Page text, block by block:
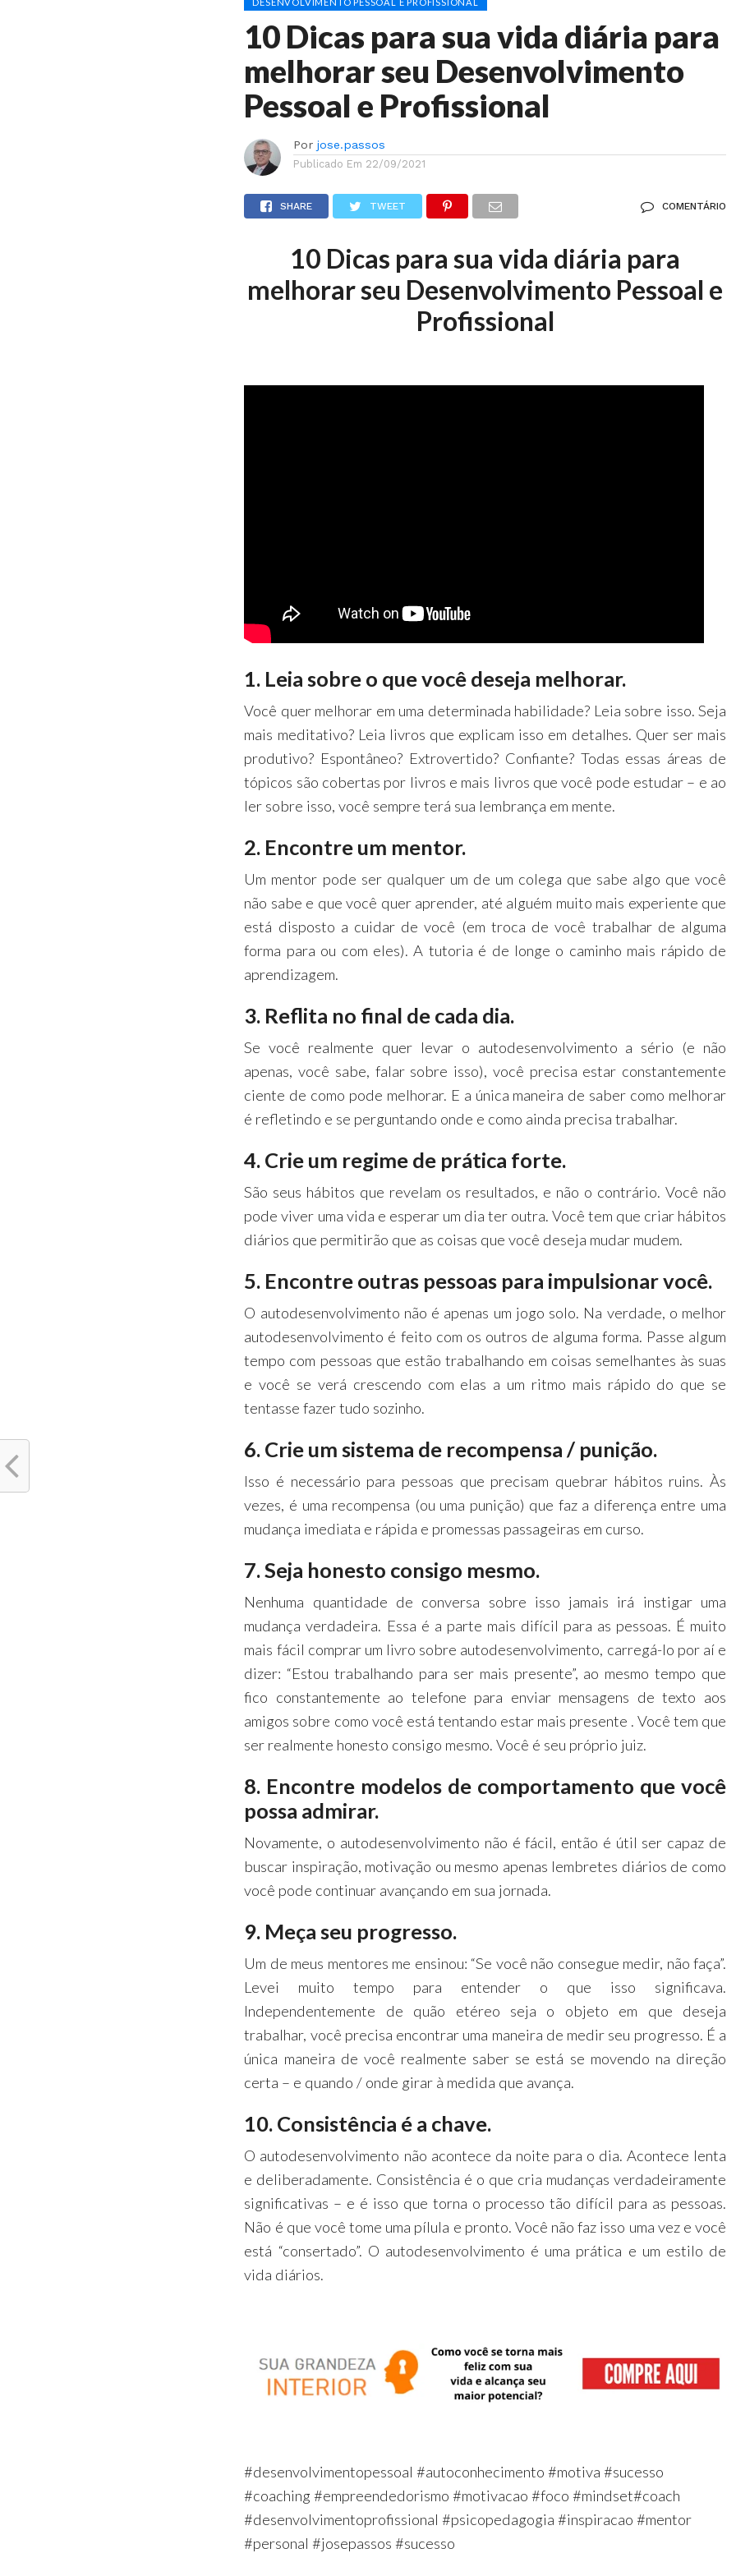
10 Dicas para sua vida diária para
melhorar seu Desenvolvimento
Pessoal e Profissional
Por jose.passos
Publicado Em 22/09/2021
SHARE TWEET COMENTÁRIO
10 Dicas para sua vida diária para
melhorar seu Desenvolvimento Pessoal e
Profissional
1. Leia sobre o que você deseja melhorar.
Você quer melhorar em uma determinada habilidade? Leia sobre isso. Seja
mais meditativo? Leia livros que explicam isso em detalhes. Quer ser mais
produtivo? Espontâneo? Extrovertido? Confiante? Todas essas áreas de
tópicos são cobertas por livros e mais livros que você pode estudar – e ao
ler sobre isso, você sempre terá sua lembrança em mente.
2. Encontre um mentor.
Um mentor pode ser qualquer um de um colega que sabe algo que você
não sabe e que você quer aprender, até alguém muito mais experiente que
está disposto a cuidar de você (em troca de você trabalhar de alguma
forma para ou com eles). A tutoria é de longe o caminho mais rápido de
aprendizagem.
3. Reflita no final de cada dia.
Se você realmente quer levar o autodesenvolvimento a sério (e não
apenas, você sabe, falar sobre isso), você precisa estar constantemente
ciente de como pode melhorar. E a única maneira de saber como melhorar
é refletindo e se perguntando onde e como ainda precisa trabalhar.
4. Crie um regime de prática forte.
São seus hábitos que revelam os resultados, e não o contrário. Você não
pode viver uma vida e esperar um dia ter outra. Você tem que criar hábitos
diários que permitirão que as coisas que você deseja mudar mudem.
5. Encontre outras pessoas para impulsionar você.
O autodesenvolvimento não é apenas um jogo solo. Na verdade, o melhor
autodesenvolvimento é feito com os outros de alguma forma. Passe algum
tempo com pessoas que estão trabalhando em coisas semelhantes às suas
e você se verá crescendo com elas a um ritmo mais rápido do que se
tentasse fazer tudo sozinho.
6. Crie um sistema de recompensa / punição.
Isso é necessário para pessoas que precisam quebrar hábitos ruins. Às
vezes, é uma recompensa (ou uma punição) que faz a diferença entre uma
mudança imediata e rápida e promessas passageiras em curso.
7. Seja honesto consigo mesmo.
Nenhuma quantidade de conversa sobre isso jamais irá instigar uma
mudança verdadeira. Essa é a parte mais difícil para as pessoas. É muito
mais fácil comprar um livro sobre autodesenvolvimento, carregá-lo por aí e
dizer: “Estou trabalhando para ser mais presente”, ao mesmo tempo que
fico constantemente ao telefone para enviar mensagens de texto aos
amigos sobre como você está tentando estar mais presente . Você tem que
ser realmente honesto consigo mesmo. Você é seu próprio juiz.
8. Encontre modelos de comportamento que você
possa admirar.
Novamente, o autodesenvolvimento não é fácil, então é útil ser capaz de
buscar inspiração, motivação ou mesmo apenas lembretes diários de como
você pode continuar avançando em sua jornada.
9. Meça seu progresso.
Um de meus mentores me ensinou: “Se você não consegue medir, não faça”.
Levei muito tempo para entender o que isso significava.
Independentemente de quão etéreo seja o objeto em que deseja
trabalhar, você precisa encontrar uma maneira de medir seu progresso. É a
única maneira de você realmente saber se está se movendo na direção
certa – e quando / onde girar à medida que avança.
10. Consistência é a chave.
O autodesenvolvimento não acontece da noite para o dia. Acontece lenta
e deliberadamente. Consistência é o que cria mudanças verdadeiramente
significativas – e é isso que torna o processo tão difícil para as pessoas.
Não é que você tome uma pílula e pronto. Você não faz isso uma vez e você
está “consertado”. O autodesenvolvimento é uma prática e um estilo de
vida diários.
#desenvolvimentopessoal #autoconhecimento #motiva #sucesso
#coaching #empreendedorismo #motivacao #foco #mindset#coach
#desenvolvimentoprofissional #psicopedagogia #inspiracao #mentor
#personal #josepassos #sucesso